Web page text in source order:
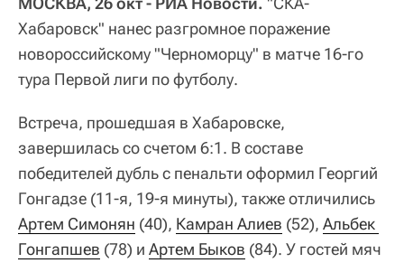
Хабаровск" нанес разгромное поражение
новороссийскому "Черноморцу" в матче 16-го
тура Первой лиги по футболу.
Встреча, прошедшая в Хабаровске,
завершилась со счетом 6:1. В составе
победителей дубль с пенальти оформил Георгий
Гонгадзе (11-я, 19-я минуты), также отличились
Артем Симонян (40), Камран Алиев (52), Альбек
Гонгапшев (78) и Артем Быков (84). У гостей мяч